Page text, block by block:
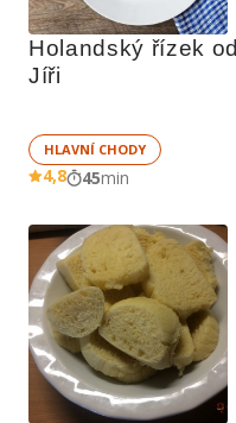
Holandský řízek od
Jíři
HLAVNÍ CHODY
4,8 45min